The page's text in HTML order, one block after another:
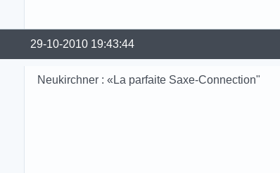
29-10-2010 19:43:44
Neukirchner : «La parfaite Saxe-Connection"